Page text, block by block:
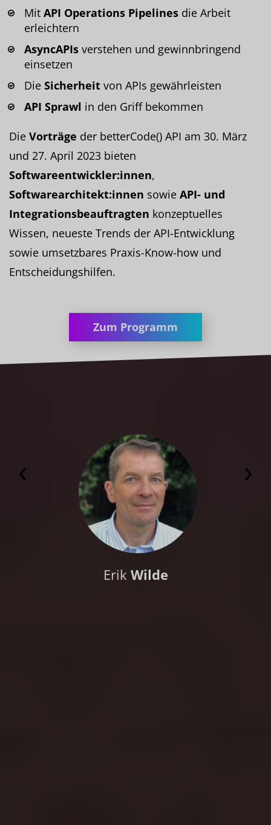
Mit API Operations Pipelines die Arbeit
erleichtern
AsyncAPIs verstehen und gewinnbringend
einsetzen
Die Sicherheit von APIs gewährleisten
API Sprawl in den Griff bekommen
Die Vorträge der betterCode() API am 30. März
und 27. April 2023 bieten
Softwareentwickler:innen,
Softwarearchitekt:innen sowie API- und
Integrationsbeauftragten konzeptuelles
Wissen, neueste Trends der API-Entwicklung
sowie umsetzbares Praxis-Know-how und
Entscheidungshilfen.
Zum Programm
Erik Wilde
‹ ›